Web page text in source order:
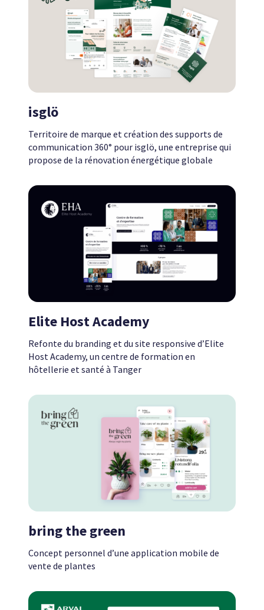
isglö
Territoire de marque et création des supports de
communication 360° pour isglö, une entreprise qui
propose de la rénovation énergétique globale
Elite Host Academy
Refonte du branding et du site responsive d’Elite
Host Academy, un centre de formation en
hôtellerie et santé à Tanger
bring the green
Concept personnel d’une application mobile de
vente de plantes